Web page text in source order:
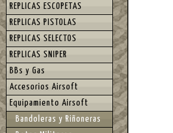
REPLICAS ESCOPETAS
REPLICAS PISTOLAS
REPLICAS SELECTOS
REPLICAS SNIPER
BBs y Gas
Accesorios Airsoft
Equipamiento Airsoft
Bandoleras y Riñoneras